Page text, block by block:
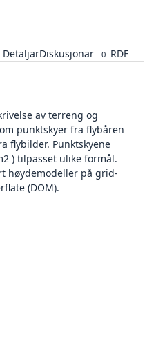
DetaljarDiskusjonar 0 RDF
av terreng og
punktskyer fra flybåren
flybilder. Punktskyene
) tilpasset ulike formål.
høydemodeller på grid-
(DOM).